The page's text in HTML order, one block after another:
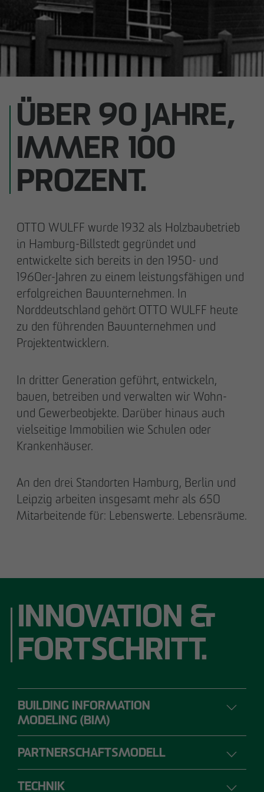
ÜBER 90 JAHRE,
IMMER 100
PROZENT.
OTTO WULFF wurde 1932 als Holzbaubetrieb
in Hamburg-Billstedt gegründet und
entwickelte sich bereits in den 1950- und
1960er-Jahren zu einem leistungsfähigen und
erfolgreichen Bauunternehmen. In
Norddeutschland gehört OTTO WULFF heute
zu den führenden Bauunternehmen und
Projektentwicklern.
In dritter Generation geführt, entwickeln,
bauen, betreiben und verwalten wir Wohn-
und Gewerbeobjekte. Darüber hinaus auch
vielseitige Immobilien wie Schulen oder
Krankenhäuser.
An den drei Standorten Hamburg, Berlin und
Leipzig arbeiten insgesamt mehr als 650
Mitarbeitende für: Lebenswerte. Lebensräume.
INNOVATION &
FORTSCHRITT.
BUILDING INFORMATION
MODELING (BIM)
DIGITALES PLANEN, BAUEN UND
BETREIBEN
PARTNERSCHAFTSMODELL
TECHNIK